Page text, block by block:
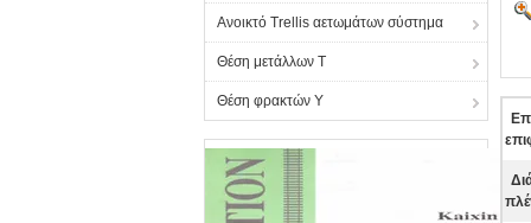
Ανοικτό Trellis αετωμάτων σύστημα
Θέση μετάλλων Τ
Θέση φρακτών Υ